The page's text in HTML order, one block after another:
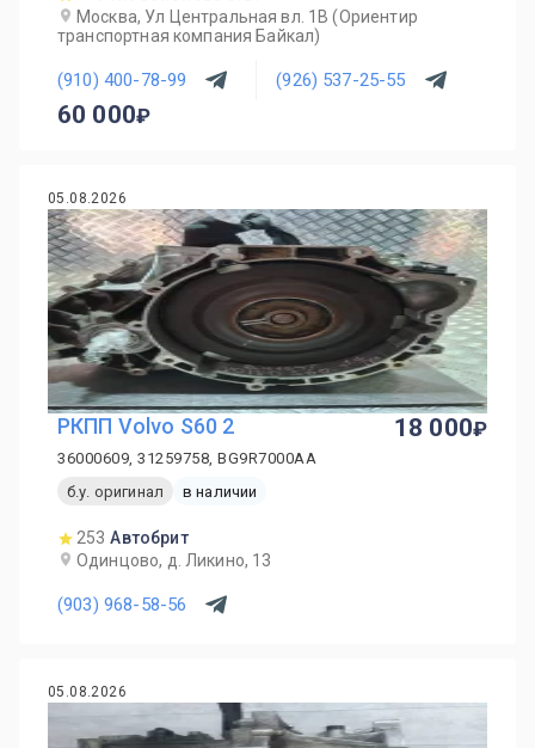
Москва, Ул Центральная вл. 1В (Ориентир
транспортная компания Байкал)
(910) 400-78-99 (926) 537-25-55
60 000
05.08.2026
PКПП Volvo S60 2
36000609, 31259758, BG9R7000AA
б.у. оригинал
в наличии
253 Автобрит
Одинцово, д. Ликино, 13
(903) 968-58-56
18 000
05.08.2026